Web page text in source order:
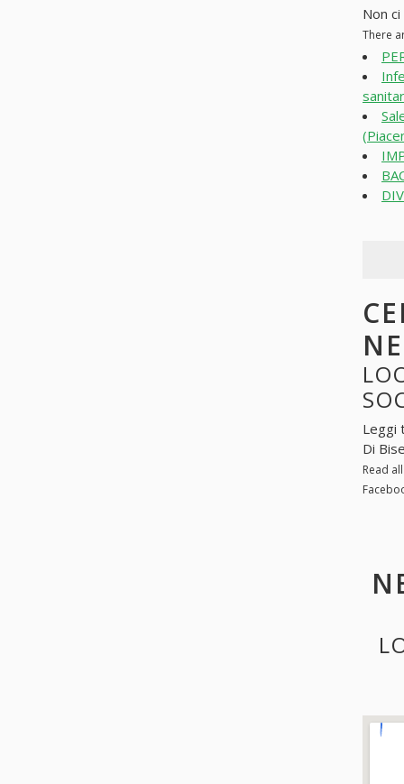
Non
There
Leggi
Di
Read